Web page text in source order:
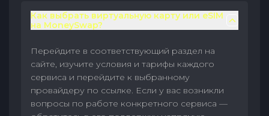
Как выбрать виртуальную карту или eSIM
на MoneySwap?
Перейдите в соответствующий раздел на
сайте, изучите условия и тарифы каждого
сервиса и перейдите к выбранному
провайдеру по ссылке. Если у вас возникли
вопросы по работе конкретного сервиса —